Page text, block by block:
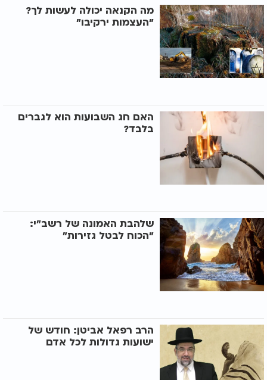
מה הקנאה יכולה לעשות לך?
"העצמות ירקיבו"
האם חג השבועות הוא לגברים
בלבד?
שלהבת האמונה של רשב"י:
"הכוח לבטל גזירות"
הרב רפאל אביטן: חודש של
ישועות גדולות לכל אדם